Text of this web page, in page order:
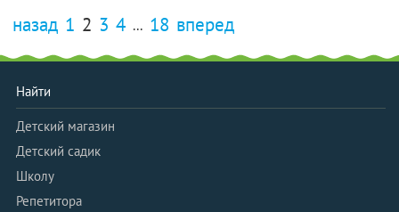
назад 1 2 3 4 ... 18 вперед
Найти
Детский магазин
Детский садик
Школу
Репетитора